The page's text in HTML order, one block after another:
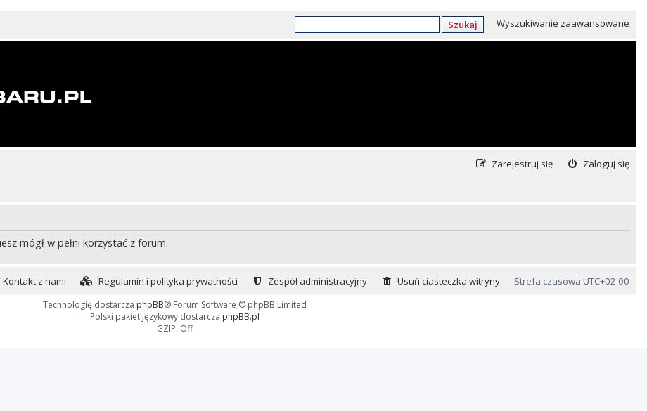
Szukaj Wyszukiwanie zaawansowane
Zaloguj się
Zarejestruj się
mógł w pełni korzystać z forum.
Strefa czasowa UTC+02:00
Usuń ciasteczka witryny
Zespół administracyjny
Regulamin i polityka prywatności
Kontakt z nami
Technologię dostarcza phpBB® Forum Software © phpBB Limited
Polski pakiet językowy dostarcza phpBB.pl
GZIP: Off